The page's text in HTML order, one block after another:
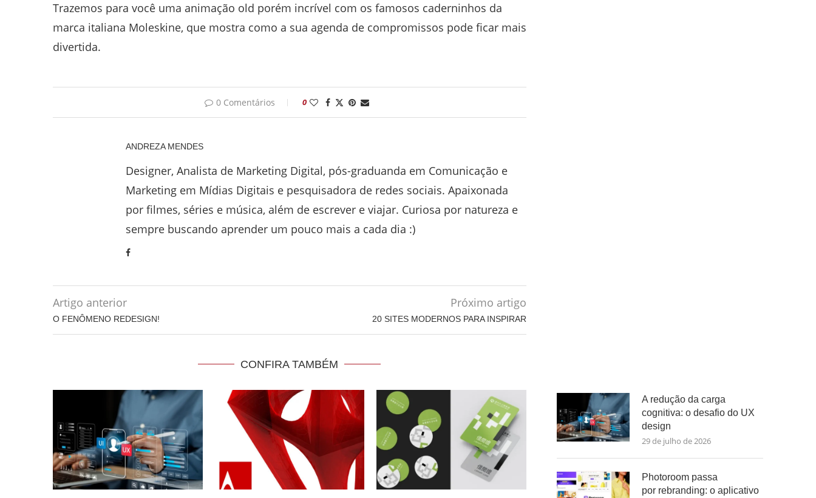
Trazemos para você uma animação old porém incrível com os famosos caderninhos da
marca italiana Moleskine, que mostra como a sua agenda de compromissos pode ficar mais
divertida.
0 Comentários 0
ANDREZA MENDES
Designer, Analista de Marketing Digital, pós-graduanda em Comunicação e
Marketing em Mídias Digitais e pesquisadora de redes sociais. Apaixonada
por filmes, séries e música, além de escrever e viajar. Curiosa por natureza e
sempre buscando aprender um pouco mais a cada dia :)
Artigo anterior
O FENÔMENO REDESIGN!
Próximo artigo
20 SITES MODERNOS PARA INSPIRAR
CONFIRA TAMBÉM
A redução da carga
cognitiva: o desafio do UX
design
29 de julho de 2026
Photoroom passa
por rebranding: o aplicativo